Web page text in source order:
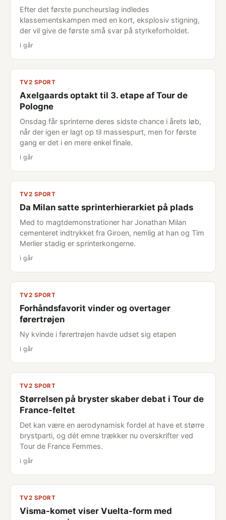
Efter det første puncheurslag indledes
klassementskampen med en kort, eksplosiv stigning,
der vil give de første små svar på styrkeforholdet.
i går
TV2 SPORT
Axelgaards optakt til 3. etape af Tour de
Pologne
Onsdag får sprinterne deres sidste chance i årets løb,
når der igen er lagt op til massespurt, men for første
gang er det i en mere enkel finale.
i går
TV2 SPORT
Da Milan satte sprinterhierarkiet på plads
Med to magtdemonstrationer har Jonathan Milan
cementeret indtrykket fra Giroen, nemlig at han og Tim
Merlier stadig er sprinterkongerne.
i går
TV2 SPORT
Forhåndsfavorit vinder og overtager
førertrøjen
Ny kvinde i førertrøjen havde udset sig etapen
i går
TV2 SPORT
Størrelsen på bryster skaber debat i Tour de
France-feltet
Det kan være en aerodynamisk fordel at have et større
brystparti, og dét emne trækker nu overskrifter ved
Tour de France Femmes.
i går
TV2 SPORT
Visma-komet viser Vuelta-form med